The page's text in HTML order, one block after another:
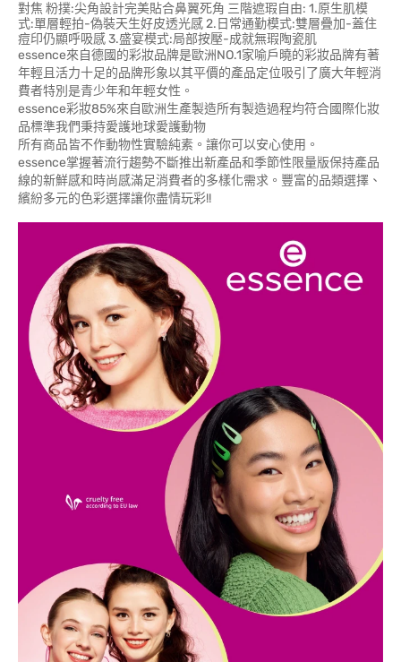
對焦 粉撲:尖角設計完美貼合鼻翼死角 三階遮瑕自由: 1.原生肌模
式:單層輕拍-偽裝天生好皮透光感 2.日常通勤模式:雙層疊加-蓋住
痘印仍顯呼吸感 3.盛宴模式:局部按壓-成就無瑕陶瓷肌
essence來自德國的彩妝品牌是歐洲NO.1家喻戶曉的彩妝品牌有著
年輕且活力十足的品牌形象以其平價的產品定位吸引了廣大年輕消
費者特別是青少年和年輕女性。
essence彩妝85%來自歐洲生產製造所有製造過程均符合國際化妝
品標準我們秉持愛護地球愛護動物
所有商品皆不作動物性實驗純素。讓你可以安心使用。
essence掌握著流行趨勢不斷推出新產品和季節性限量版保持產品
線的新鮮感和時尚感滿足消費者的多樣化需求。豐富的品類選擇、
繽紛多元的色彩選擇讓你盡情玩彩!!